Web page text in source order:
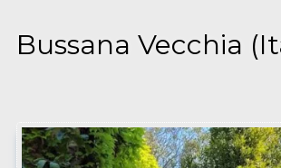
Bussana Vecchia